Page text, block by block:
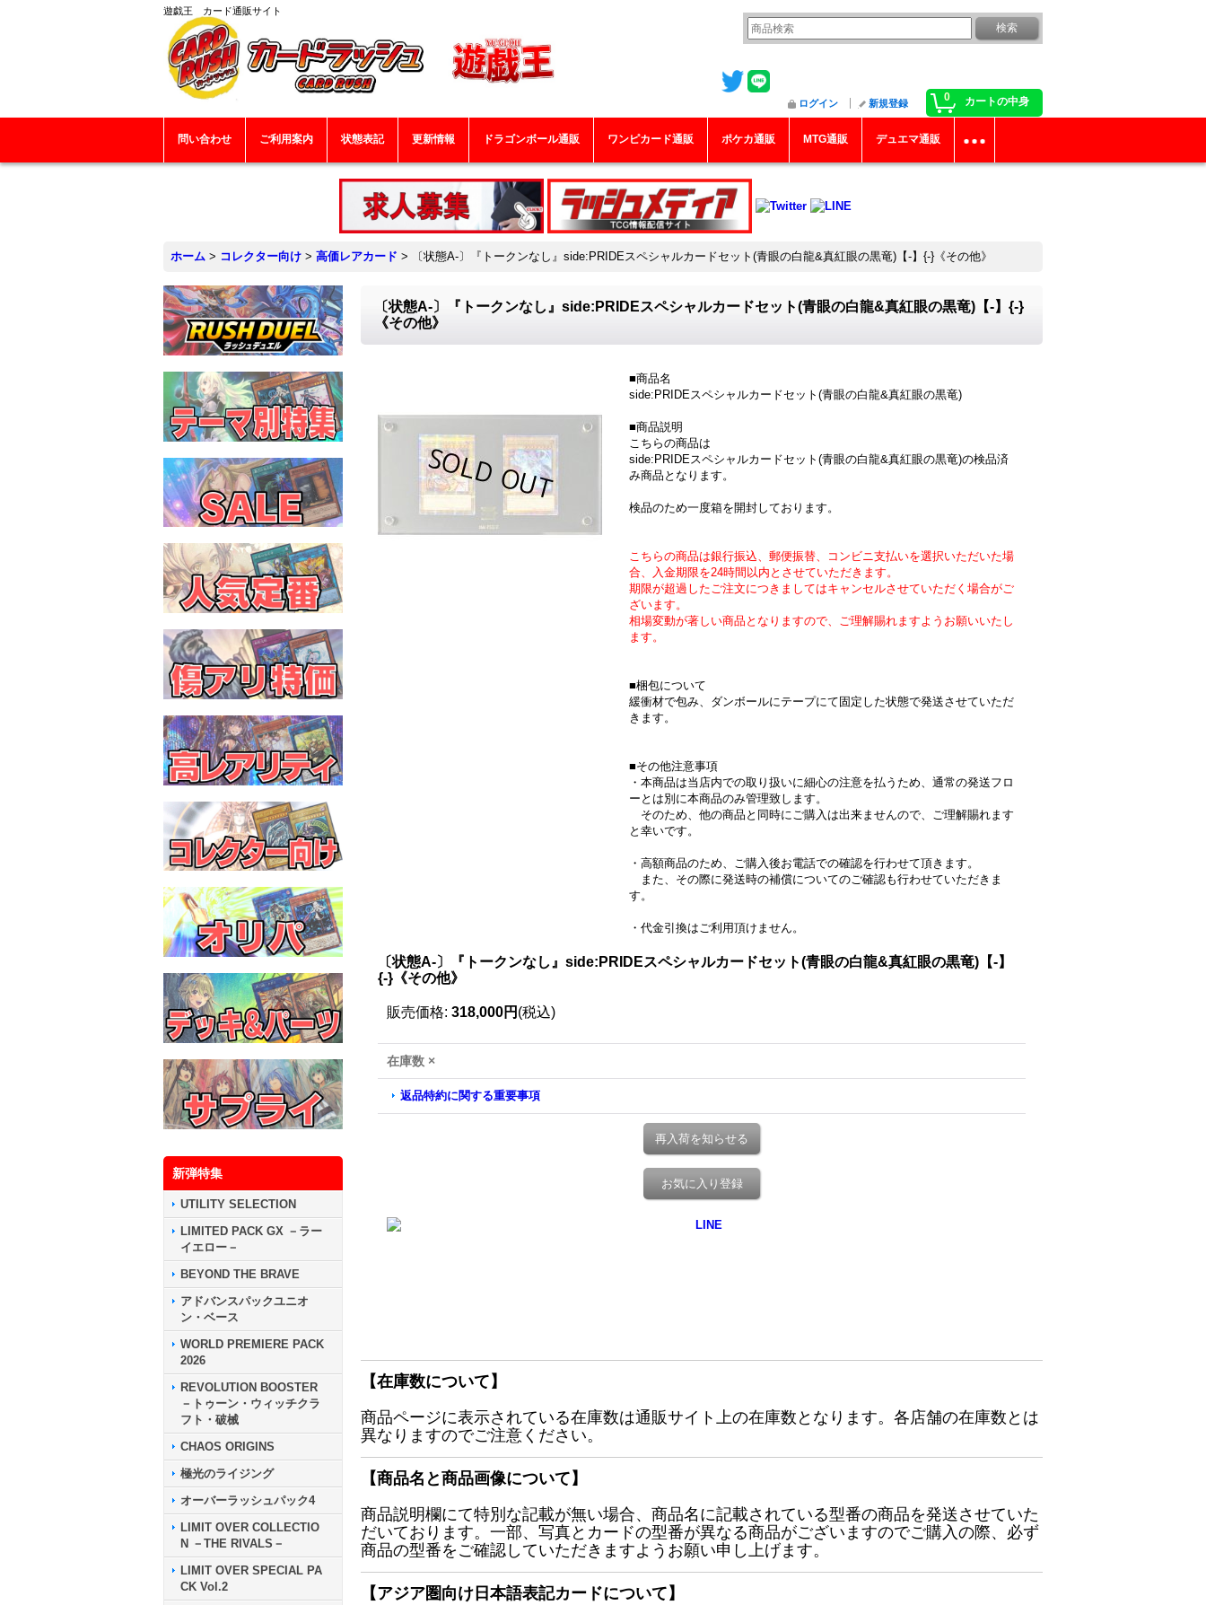
遊戯王 カード通販サイト
0 カートの中身
ログイン 新規登録
問い合わせ ご利用案内 状態表記 更新情報 ドラゴンボール通販 ワンピカード通販 ポケカ通販 MTG通販 デュエマ通販
ホーム > コレクター向け > 高価レアカード > 〔状態A-〕『トークンなし』side:PRIDEスペシャルカードセット(青眼の白龍&真紅眼の黒竜)【-】{-}《その他》
新弾特集
UTILITY SELECTION
LIMITED PACK GX －ラー
イエロー－
BEYOND THE BRAVE
アドバンスパックユニオ
ン・ベース
WORLD PREMIERE PACK
2026
REVOLUTION BOOSTER
－トゥーン・ウィッチクラ
フト・破械
CHAOS ORIGINS
極光のライジング
オーバーラッシュパック4
LIMIT OVER COLLECTIO
N －THE RIVALS－
LIMIT OVER SPECIAL PA
CK Vol.2
〔状態A-〕『トークンなし』side:PRIDEスペシャルカードセット(青眼の白龍&真紅眼の黒竜)【-】{-}
《その他》
■商品名
side:PRIDEスペシャルカードセット(青眼の白龍&真紅眼の黒竜)
■商品説明
こちらの商品は
side:PRIDEスペシャルカードセット(青眼の白龍&真紅眼の黒竜)の検品済
み商品となります。
検品のため一度箱を開封しております。
こちらの商品は銀行振込、郵便振替、コンビニ支払いを選択いただいた場
合、入金期限を24時間以内とさせていただきます。
期限が超過したご注文につきましてはキャンセルさせていただく場合がご
ざいます。
相場変動が著しい商品となりますので、ご理解賜れますようお願いいたし
ます。
■梱包について
緩衝材で包み、ダンボールにテープにて固定した状態で発送させていただ
きます。
■その他注意事項
・本商品は当店内での取り扱いに細心の注意を払うため、通常の発送フロ
ーとは別に本商品のみ管理致します。
そのため、他の商品と同時にご購入は出来ませんので、ご理解賜れます
と幸いです。
・高額商品のため、ご購入後お電話での確認を行わせて頂きます。
また、その際に発送時の補償についてのご確認も行わせていただきま
す。
・代金引換はご利用頂けません。
〔状態A-〕『トークンなし』side:PRIDEスペシャルカードセット(青眼の白龍&真紅眼の黒竜)【-】
{-}《その他》
販売価格: 318,000円 (税込)
在庫数 ×
返品特約に関する重要事項
再入荷を知らせる
お気に入り登録
【在庫数について】
商品ページに表示されている在庫数は通販サイト上の在庫数となります。各店舗の在庫数とは
異なりますのでご注意ください。
【商品名と商品画像について】
商品説明欄にて特別な記載が無い場合、商品名に記載されている型番の商品を発送させていた
だいております。一部、写真とカードの型番が異なる商品がございますのでご購入の際、必ず
商品の型番をご確認していただきますようお願い申し上げます。
【アジア圏向け日本語表記カードについて】